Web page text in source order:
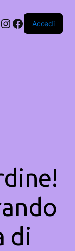
Instagram
Facebook
Accedi
di